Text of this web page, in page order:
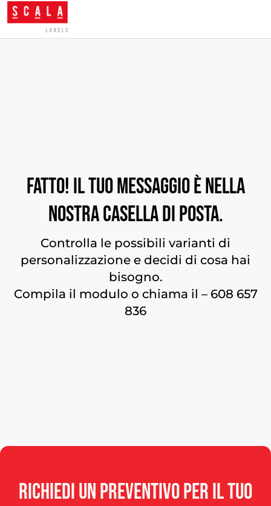
Fatto! Il tuo messaggio è nella
nostra casella di posta.
Controlla le possibili varianti di
personalizzazione e decidi di cosa hai
bisogno.
Compila il modulo o chiama il – 608 657
836
Richiediunpreventivoperiltuo